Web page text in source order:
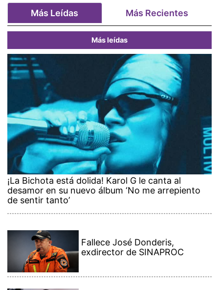
Más Leídas Más Recientes
Más leídas
¡La Bichota está dolida! Karol G le canta al
desamor en su nuevo álbum ‘No me arrepiento
de sentir tanto’
Fallece José Donderis,
exdirector de SINAPROC